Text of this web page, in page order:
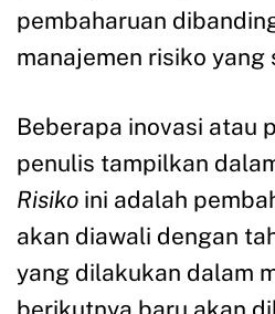
pembaharuan
manajemen risiko yang
Beberapa inovasi atau
penulis tampilkan
Risiko ini adalah
akan diawali dengan
yang dilakukan dalam